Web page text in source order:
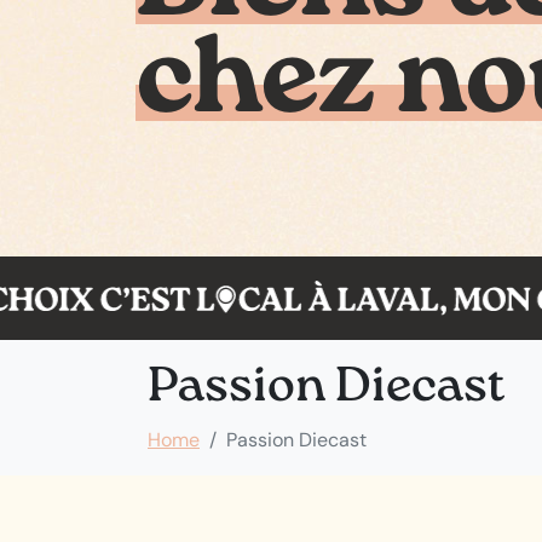
chez
Passion Diecast
Home Passion Diecast